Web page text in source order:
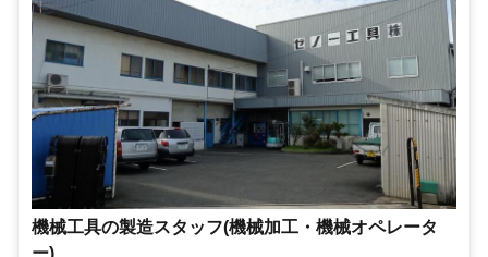
機械工具の製造スタッフ(機械加工・機械オペレータ